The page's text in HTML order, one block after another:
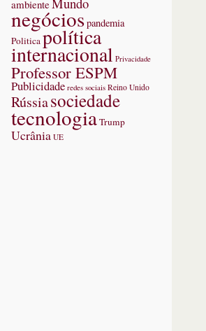
ambiente
negóciospandemia
Politicapolítica
internacional Privacidade
Professor ESPM
Publicidade redes sociais Reino Unido
Rússiasociedade
tecnologiaTrump
Ucrânia UE